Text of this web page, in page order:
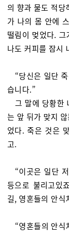
의 향과 물도 적당
가 나의 몸 안에
떨림이 멎었다.
나도 커피를 잠시
“당신은 일단
습니다.”
그 말에 당황한
는 앞 뒤가 맞지
었다. 죽은 것은
고.
“이곳은 일단
등으로 불리고있
길, 영혼들의 안식
“영혼들의 안식